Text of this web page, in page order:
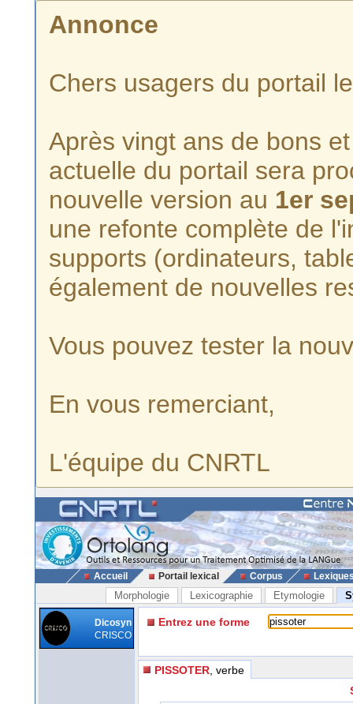
Annonce
Chers usagers du portail
Après vingt ans de bons
actuelle du portail sera
nouvelle version au 1er
une refonte complète de
supports (ordinateurs,
également de nouvelles
Vous pouvez tester la
En vous remerciant,
L'équipe du CNRTL
Accueil Portail lexical Corpus
Morphologie Lexicographie Etymologie
Dicosyn
CRISCO
Entrez une forme
PISSOTER , verbe